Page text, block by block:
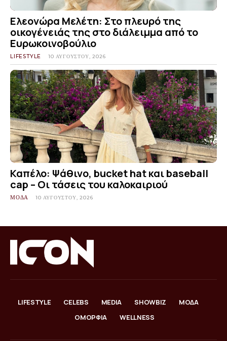
Ελεονώρα Μελέτη: Στο πλευρό της
οικογένειάς της στο διάλειμμα από το
Ευρωκοινοβούλιο
LIFESTYLE 10 ΑΥΓΟΎΣΤΟΥ, 2026
Καπέλο: Ψάθινο, bucket hat και baseball
cap – Οι τάσεις του καλοκαιριού
ΜΟΔΑ 10 ΑΥΓΟΎΣΤΟΥ, 2026
LIFESTYLE CELEBS MEDIA SHOWBIZ
ΜΟΔΑ
ΟΜΟΡΦΙΑ
WELLNESS